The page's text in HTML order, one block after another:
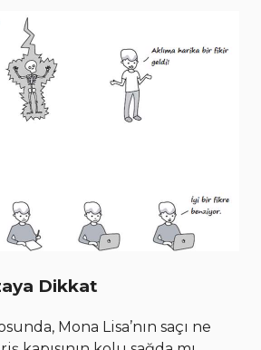
Dikkat
Mona Lisa’nın saçı ne